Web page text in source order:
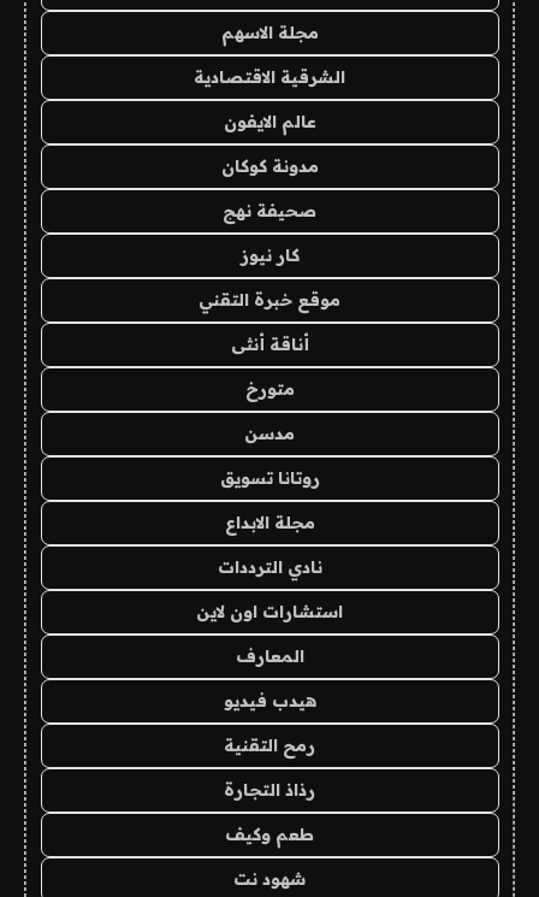
مجلة الاسهم
الشرقية الاقتصادية
عالم الايفون
مدونة كوكان
صحيفة نهج
كار نيوز
موقع خبرة التقني
أناقة أنثى
متورخ
مدسن
روتانا تسويق
مجلة الابداع
نادي الترددات
استشارات اون لاين
المعارف
هيدب فيديو
رمح التقنية
رذاذ التجارة
طعم وكيف
شهود نت